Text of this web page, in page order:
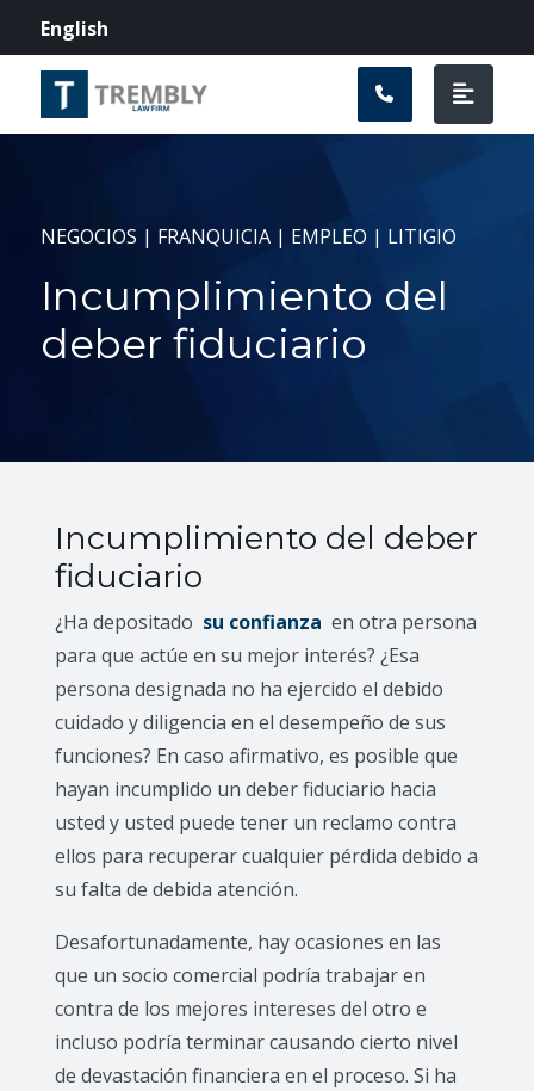
English
NEGOCIOS | FRANQUICIA | EMPLEO | LITIGIO
Incumplimiento del
deber fiduciario
Incumplimiento del deber
fiduciario
¿Ha depositado su confianza en otra persona
para que actúe en su mejor interés? ¿Esa
persona designada no ha ejercido el debido
cuidado y diligencia en el desempeño de sus
funciones? En caso afirmativo, es posible que
hayan incumplido un deber fiduciario hacia
usted y usted puede tener un reclamo contra
ellos para recuperar cualquier pérdida debido a
su falta de debida atención.
Desafortunadamente, hay ocasiones en las
que un socio comercial podría trabajar en
contra de los mejores intereses del otro e
incluso podría terminar causando cierto nivel
de devastación financiera en el proceso. Si ha